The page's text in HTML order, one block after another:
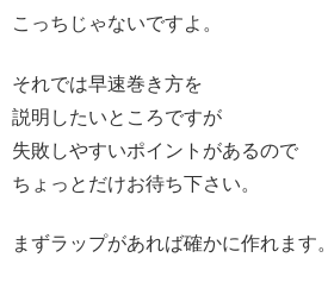
こっちじゃないですよ。
それでは早速巻き方を
説明したいところですが
失敗しやすいポイントがあるので
ちょっとだけお待ち下さい。
まずラップがあれば確かに作れます。